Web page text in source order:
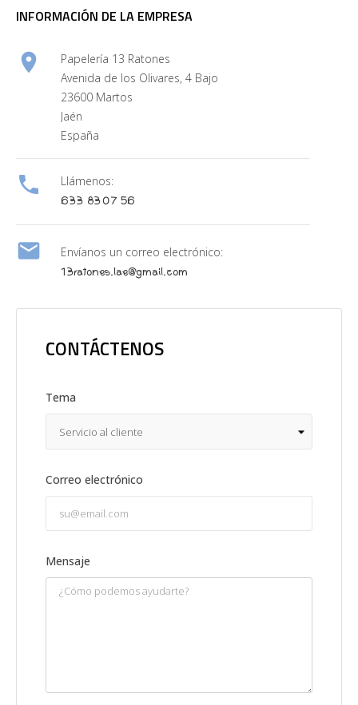
INFORMACIÓN DE LA EMPRESA

Papelería 13 Ratones
Avenida de los Olivares, 4 Bajo
23600 Martos
Jaén
España
 Llámenos:
633 83 07 56
 Envíanos un correo electrónico:
13ratones.lae@gmail.com
CONTÁCTENOS
Tema
Correo electrónico
Mensaje